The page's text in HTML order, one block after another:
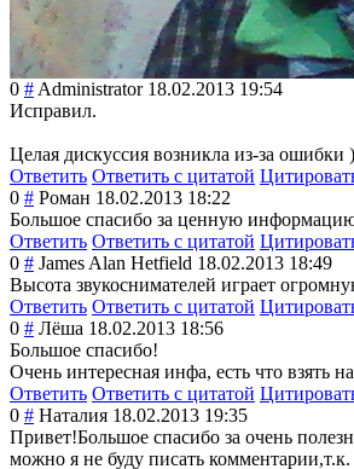
0 # Administrator 18.02.2013 19:54
Исправил.
Целая дискуссия возникла из-за ошибки )
Ответить Ответить с цитатой
0 # Роман 18.02.2013 18:22
Большое спасибо за ценную
Ответить Ответить с цитатой
0 # James Alan Hetfield 18.02.2013 18:49
Высота звукоснимателей играет
Ответить Ответить с цитатой
0 # Лёша 18.02.2013 18:56
Большое спасибо!
Очень интересная инфа, есть что взять
Ответить Ответить с цитатой
0 # Наталия 18.02.2013 19:35
Привет!Большое спасибо за очень
можно я не буду писать комментарии,т.к